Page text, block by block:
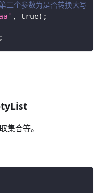
个参数为是否转换大写
, true) ;
;
集合等。